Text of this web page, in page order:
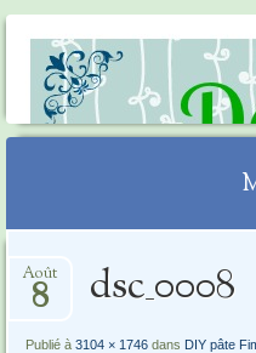
au
dsc_0008
Août
8
Publié à3104 × 1746 dans DIY pâte